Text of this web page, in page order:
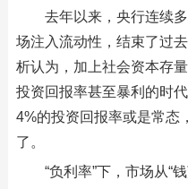
去年以来，央行连续
场注入流动性，结束了过
析认为，加上社会资本存
投资回报率甚至暴利的时
4%的投资回报率或是常态
了。
“负利率”下，市场从“